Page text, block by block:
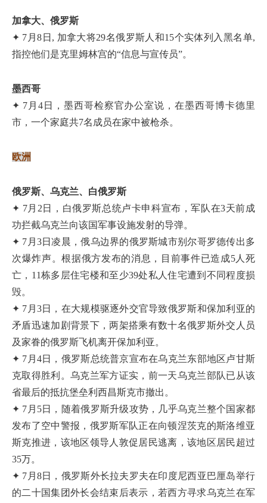
加拿大、俄罗斯
✦ 7月8日, 加拿大将29名俄罗斯人和15个实体列入黑名单,
指控他们是克里姆林宫的“信息与宣传员”。
墨西哥
✦ 7月4日，墨西哥检察官办公室说，在墨西哥博卡德里
市，一个家庭共7名成员在家中被枪杀。
欧洲
俄罗斯、乌克兰、白俄罗斯
✦ 7月2日，白俄罗斯总统卢卡申科宣布，军队在3天前成
功拦截乌克兰向该国军事设施发射的导弹。
✦ 7月3日凌晨，俄乌边界的俄罗斯城市别尔哥罗德传出多
次爆炸声。根据俄方发布的消息，目前事件已造成5人死
亡，11栋多层住宅楼和至少39处私人住宅遭到不同程度损
毁。
✦ 7月3日，在大规模驱逐外交官导致俄罗斯和保加利亚的
矛盾迅速加剧背景下，两架搭乘有数十名俄罗斯外交人员
及家眷的俄罗斯飞机离开保加利亚。
✦ 7月4日，俄罗斯总统普京宣布在乌克兰东部地区卢甘斯
克取得胜利。乌克兰军方证实，前一天乌克兰部队已从该
省最后的抵抗堡垒利西昌斯克市撤出。
✦ 7月5日，随着俄罗斯升级攻势，几乎乌克兰整个国家都
发布了空中警报，俄罗斯军队正在向顿涅茨克的斯洛维亚
斯克推进，该地区领导人敦促居民逃离，该地区居民超过
35万。
✦ 7月8日，俄罗斯外长拉夫罗夫在印度尼西亚巴厘岛举行
的二十国集团外长会结束后表示，若西方寻求乌克兰在军